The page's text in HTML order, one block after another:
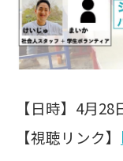
【日時】4月
【視聴リンク】